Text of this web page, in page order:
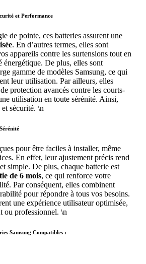
et Performance
de pointe, ces batteries assurent une
. En d’autres termes, elles sont
appareils contre les surtensions tout en
De plus, elles sont
gamme de modèles Samsung, ce qui
leur utilisation. Par ailleurs, elles
protection avancés contre les courts-
utilisation en toute sérénité. Ainsi,
sécurité. \n
pour être faciles à installer, même
En effet, leur ajustement précis rend
simple. De plus, chaque batterie est
de 6 mois, ce qui renforce votre
Par conséquent, elles combinent
pour répondre à tous vos besoins.
une expérience utilisateur optimisée,
ou professionnel. \n
Samsung Compatibles :